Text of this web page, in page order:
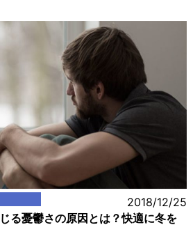
2018/12/25
る憂鬱さの原因とは？快適に冬を